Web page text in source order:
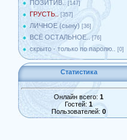
ПОЗИТИВ.. [147]
ГРУСТЬ.. [357]
ЛИЧНОЕ (сыну) [36]
ВСЁ ОСТАЛЬНОЕ.. [76]
скрыто - только по паролю.. [0]
Статистика
Онлайн всего: 1
Гостей: 1
Пользователей: 0